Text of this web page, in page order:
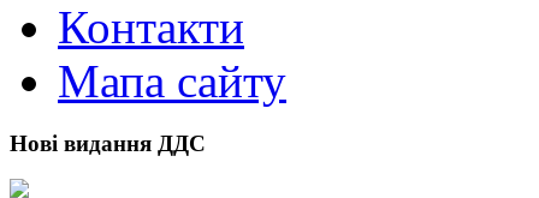
Контакти
Мапа сайту
Нові видання ДДС